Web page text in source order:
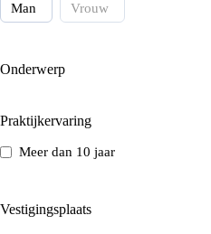
Man Vrouw
Onderwerp
Praktijkervaring
Meer dan 10 jaar
Vestigingsplaats